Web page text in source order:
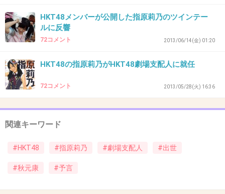
31. 匿名2013/04/29(月) 19:50:39
キエテクダサイ
32. 匿名2013/04/29(月) 19:51:47
博多飛ばされた時から出来ていた話と思ってし
HKT48メンバーが公開した指原莉乃のツインテー
ルに反響
72コメント 2013/06/14(金) 01:20
HKT48の指原莉乃がHKT48劇場支配人に就任
72コメント 2013/05/28(火) 16:36
関連キーワード
#HKT48 #指原莉乃 #劇場支配人 #出世
#秋元康 #予言